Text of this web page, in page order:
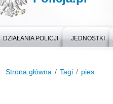
DZIAŁANIA POLICJI JEDNOSTKI
Strona główna Tagi pies